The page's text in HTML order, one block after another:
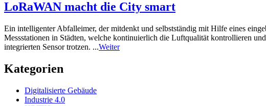
LoRaWAN macht die City smart
Ein intelligenter Abfalleimer, der mitdenkt und selbstständig mit Hilfe eines
Messstationen in Städten, welche kontinuierlich die Luftqualität kontrollieren
integrierten Sensor trotzen. ...Weiter
Kategorien
Digitalisierte Gebäude
Industrie 4.0